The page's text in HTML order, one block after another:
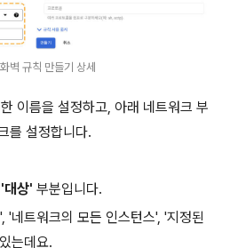
벽 규칙 만들기 상세
이름을 설정하고, 아래 네트워크 부
를 설정합니다.
'대상' 부분입니다.
'네트워크의 모든 인스턴스', '지정된
는데요.